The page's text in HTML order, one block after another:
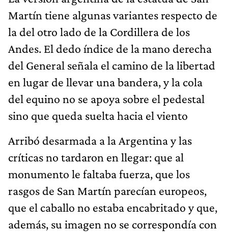
Martín tiene algunas variantes respecto de
la del otro lado de la Cordillera de los
Andes. El dedo índice de la mano derecha
del General señala el camino de la libertad
en lugar de llevar una bandera, y la cola
del equino no se apoya sobre el pedestal
sino que queda suelta hacia el viento
Arribó desarmada a la Argentina y las
críticas no tardaron en llegar: que al
monumento le faltaba fuerza, que los
rasgos de San Martín parecían europeos,
que el caballo no estaba encabritado y que,
además, su imagen no se correspondía con